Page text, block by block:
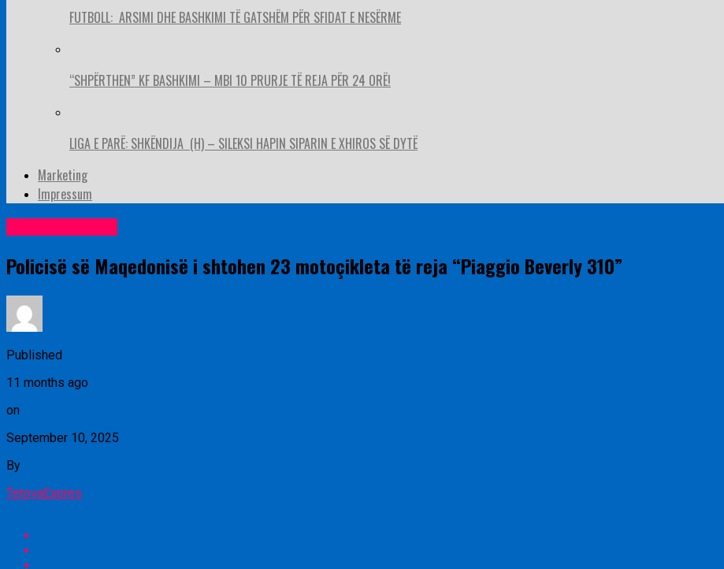
FUTBOLL: ARSIMI DHE BASHKIMI TË GATSHËM PËR SFIDAT E NESËRME
“SHPËRTHEN” KF BASHKIMI – MBI 10 PRURJE TË REJA PËR 24 ORË!
LIGA E PARË: SHKËNDIJA (H) – SILEKSI HAPIN SIPARIN E XHIROS SË DYTË
Marketing
Impressum
Policisë së Maqedonisë i shtohen 23 motoçikleta të reja “Piaggio Beverly 310”
Published
11 months ago
on
September 10, 2025
By
TetovaExpres